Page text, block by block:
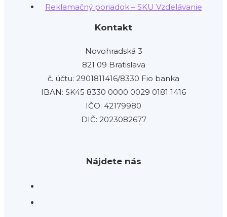
Reklamačný poriadok – SKU Vzdelávanie
Kontakt
Novohradská 3
821 09 Bratislava
č. účtu: 2901811416/8330 Fio banka
IBAN: SK45 8330 0000 0029 0181 1416
IČO: 42179980
DIČ: 2023082677
Nájdete nás